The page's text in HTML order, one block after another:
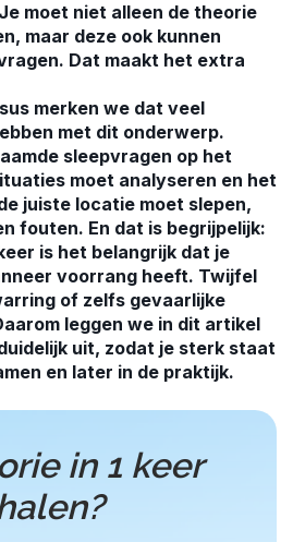
moet niet alleen de theorie
maar deze ook kunnen
Dat maakt het extra
merken we dat veel
met dit onderwerp.
sleepvragen op het
moet analyseren en het
juiste locatie moet slepen,
fouten. En dat is begrijpelijk:
is het belangrijk dat je
voorrang heeft. Twijfel
of zelfs gevaarlijke
leggen we in dit artikel
uit, zodat je sterk staat
en later in de praktijk.
in 1 keer